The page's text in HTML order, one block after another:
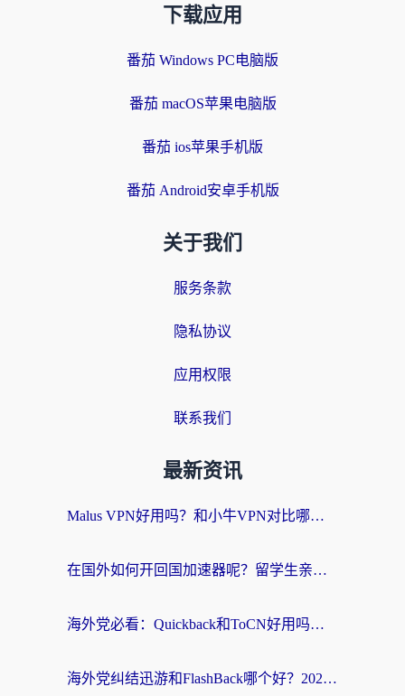
下载应用
番茄 Windows PC电脑版
番茄 macOS苹果电脑版
番茄 ios苹果手机版
番茄 Android安卓手机版
关于我们
服务条款
隐私协议
应用权限
联系我们
最新资讯
Malus VPN好用吗？和小牛VPN对比哪个回国效果更好？海外党亲测实用指南
在国外如何开回国加速器呢？留学生亲测的无缝访问国内资源指南
海外党必看：Quickback和ToCN好用吗？3分钟选对回国加速器的实用指南
海外党纠结迅游和FlashBack哪个好？2026实用指南教你选对回国加速器